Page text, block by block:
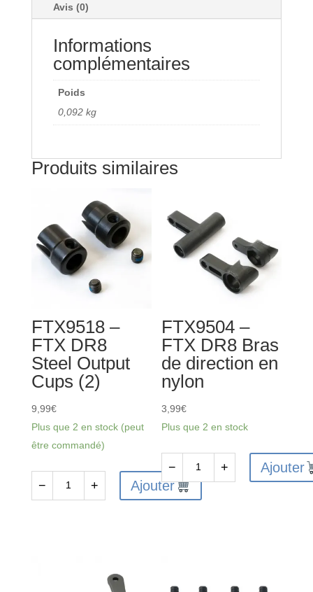
Boîtier
différentiel
Avis (0)
Informations
complémentaires
Poids
0,092 kg
Produits similaires
FTX9518 –
FTX DR8
Steel Output
Cups (2)
9,99€
Plus que 2 en stock (peut
être commandé)
− + Ajouter
FTX9504 –
FTX DR8 Bras
de direction en
nylon
3,99€
Plus que 2 en stock
de
Bras
− + Ajouter